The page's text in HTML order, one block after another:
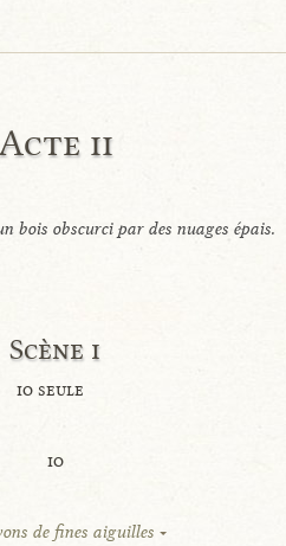
ii
bois obscurci par des nuages épais.
Scène i
io seule
io
de fines aiguilles